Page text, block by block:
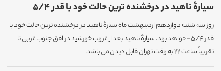
سیارۀ ناهید در درخشنده ترین حالت خود با قدر 5/4
روز سه شنبه دوازدهم اردیبهشت ماه سیارۀ ناهید در درخشنده ترین حالت خود با
قدر 5/4- خواهد بود. سیارۀ ناهید بعد از غروب خورشید در افق جنوب غربی تا
تقریباً ساعت 22 به وقت تهران قابل دیدن می باشد.